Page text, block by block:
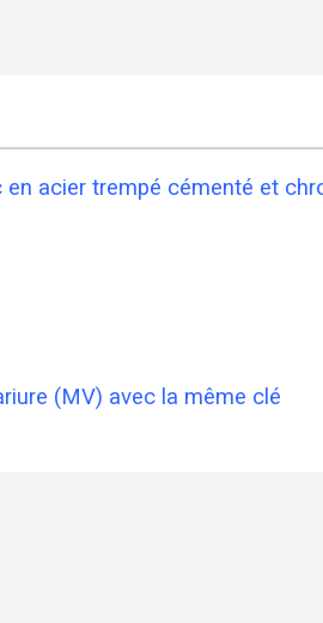
acier trempé cémenté et
(MV) avec la même clé